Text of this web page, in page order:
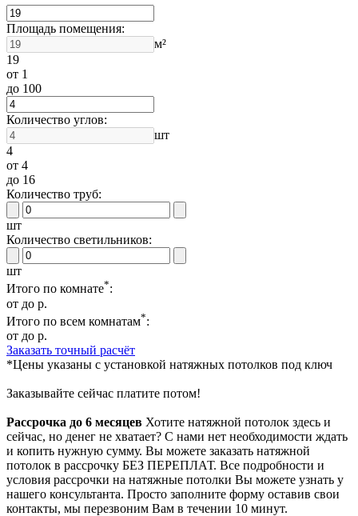
Площадь помещения:
м²
19
от 1
до 100
Количество углов:
шт
4
от 4
до 16
Количество труб:
шт
Количество светильников:
шт
Итого по комнате*:
от до р.
Итого по всем комнатам*:
от до р.
Заказать точный расчёт
*Цены указаны с установкой натяжных потолков под ключ
Заказывайте сейчас платите потом!
Рассрочка до 6 месяцев Хотите натяжной потолок здесь и
сейчас, но денег не хватает? С нами нет необходимости ждать
и копить нужную сумму. Вы можете заказать натяжной
потолок в рассрочку БЕЗ ПЕРЕПЛАТ. Все подробности и
условия рассрочки на натяжные потолки Вы можете узнать у
нашего консультанта. Просто заполните форму оставив свои
контакты, мы перезвоним Вам в течении 10 минут.